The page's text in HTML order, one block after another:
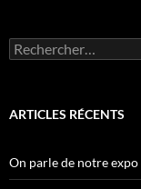
Rechercher :
ARTICLES RÉCENTS
On parle de notre expo